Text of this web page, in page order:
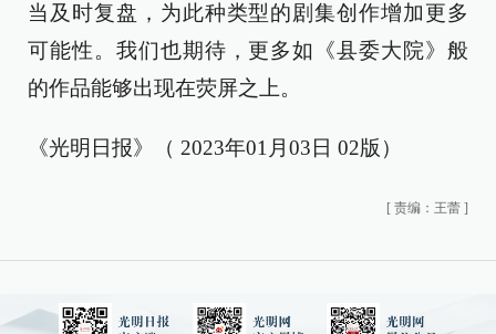
当及时复盘，为此种类型的剧集创作增加更多
可能性。我们也期待，更多如《县委大院》般
的作品能够出现在荧屏之上。
《光明日报》（ 2023年01月03日 02版）
[ 责编：王蕾 ]